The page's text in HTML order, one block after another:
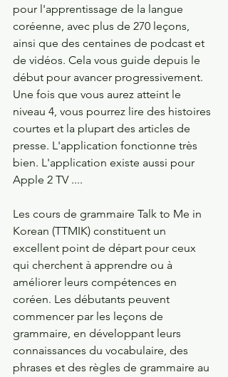
pour l'apprentissage de la langue
coréenne, avec plus de 270 leçons,
ainsi que des centaines de podcast et
de vidéos. Cela vous guide depuis le
début pour avancer progressivement.
Une fois que vous aurez atteint le
niveau 4, vous pourrez lire des histoires
courtes et la plupart des articles de
presse. L'application fonctionne très
bien. L'application existe aussi pour
Apple 2 TV ....
Les cours de grammaire Talk to Me in
Korean (TTMIK) constituent un
excellent point de départ pour ceux
qui cherchent à apprendre ou à
améliorer leurs compétences en
coréen. Les débutants peuvent
commencer par les leçons de
grammaire, en développant leurs
connaissances du vocabulaire, des
phrases et des règles de grammaire au